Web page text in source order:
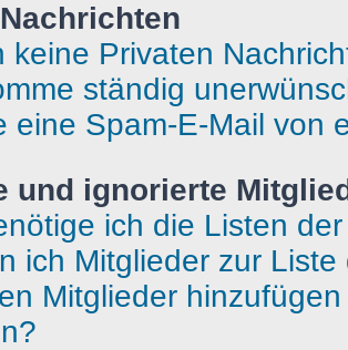
keine Privaten
ständig
eine Spam-E-Mail von
und ignorierte
ich die Listen
ich Mitglieder zur
Mitglieder